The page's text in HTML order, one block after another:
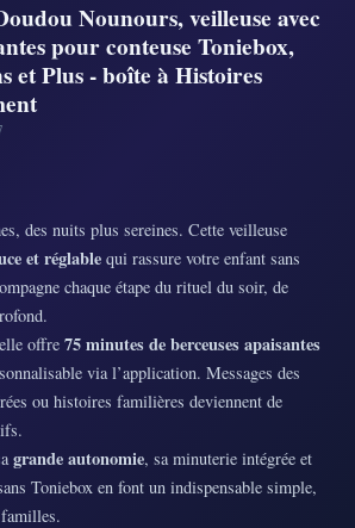
Nounours, veilleuse avec
pour conteuse Toniebox,
et Plus - boîte à Histoires
des nuits plus sereines. Cette veilleuse
et réglable qui rassure votre enfant sans
chaque étape du rituel du soir, de
offre 75 minutes de berceuses apaisantes
via l’application. Messages des
ou histoires familières deviennent de
grande autonomie, sa minuterie intégrée et
Toniebox en font un indispensable simple,